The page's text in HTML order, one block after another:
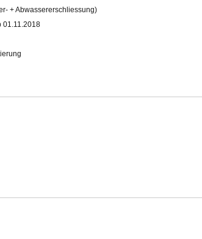
+ Abwassererschliessung)
01.11.2018